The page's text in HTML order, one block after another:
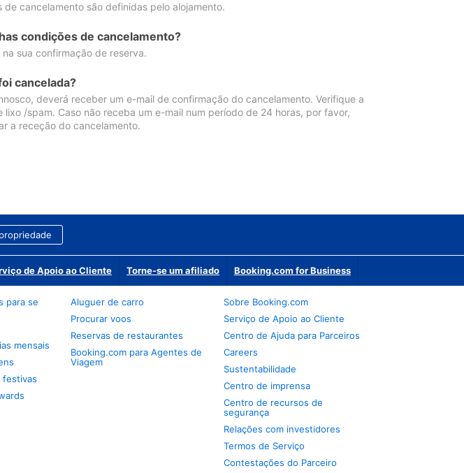
cancelamento são definidas pelo alojamento.
condições de cancelamento?
sua confirmação de reserva.
cancelada?
deverá receber um e-mail de confirmação do cancelamento. Verifique a
/spam. Caso não receba um e-mail num período de 24 horas, por favor,
a receção do cancelamento.
de Apoio ao Cliente Torne-se um afiliado Booking.com for Business
para se
mensais
festivas
Aluguer de carro
Procurar voos
Reservas de restaurantes
Booking.com para Agentes de
Viagem
Sobre Booking.com
Serviço de Apoio ao Cliente
Centro de Ajuda para Parceiros
Careers
Sustentabilidade
Centro de imprensa
Centro de recursos de
segurança
Relações com investidores
Termos de Serviço
Contestações do Parceiro